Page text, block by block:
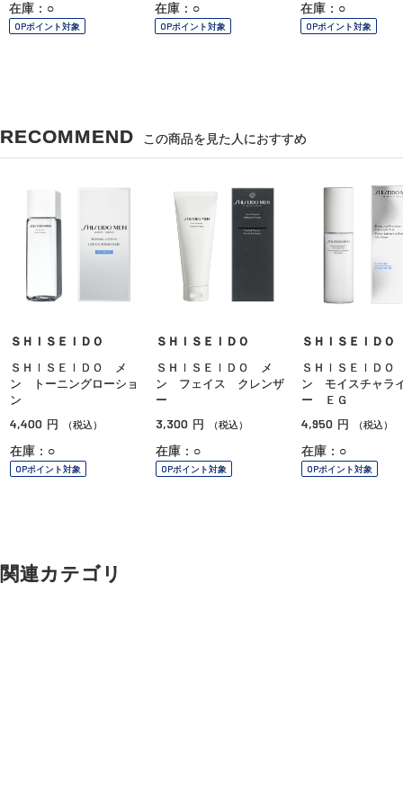
在庫：○
OPポイント対象
在庫：○
OPポイント対象
在庫：○
OPポイント対象
RECOMMEND この商品を見た人におすすめ
ＳＨＩＳＥＩＤＯ
ＳＨＩＳＥＩＤＯ メ
ン トーニングローショ
ン
4,400 円 （税込）
在庫：○
OPポイント対象
ＳＨＩＳＥＩＤＯ
ＳＨＩＳＥＩＤＯ メ
ン フェイス クレンザ
ー
3,300 円 （税込）
在庫：○
OPポイント対象
ＳＨＩＳＥＩＤＯ
ＳＨＩＳＥＩＤ
ン モイスチャラ
ー ＥＧ
4,950 円 （税込）
在庫：○
OPポイント対象
関連カテゴリ